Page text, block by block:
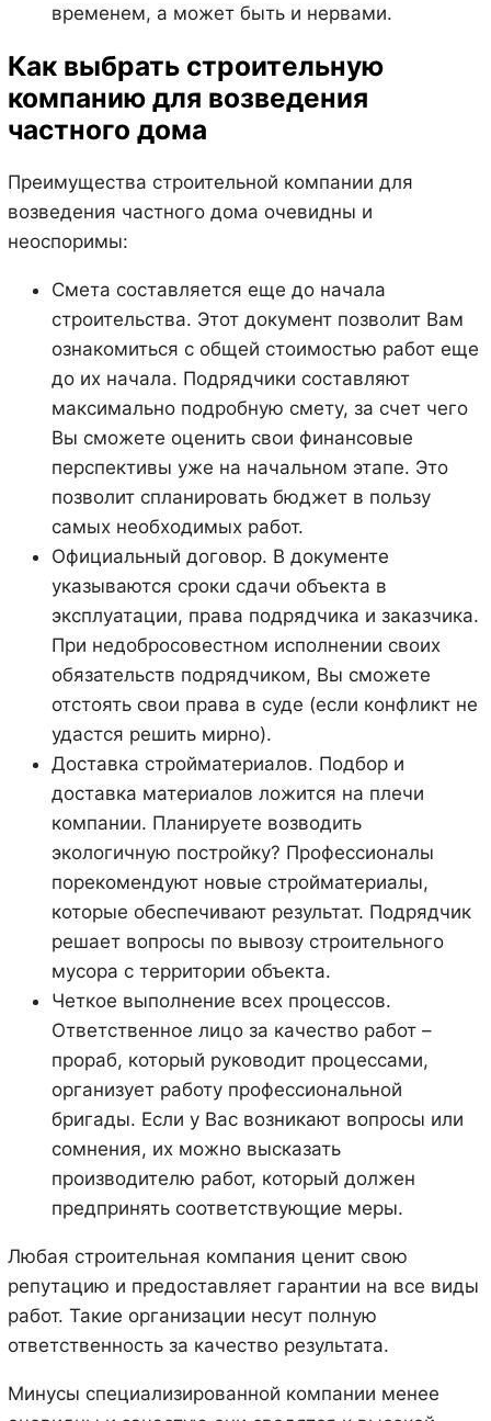
временем, а может быть и нервами.
Как выбрать строительную
компанию для возведения
частного дома
Преимущества строительной компании для
возведения частного дома очевидны и
неоспоримы:
Смета составляется еще до начала
строительства. Этот документ позволит Вам
ознакомиться с общей стоимостью работ еще
до их начала. Подрядчики составляют
максимально подробную смету, за счет чего
Вы сможете оценить свои финансовые
перспективы уже на начальном этапе. Это
позволит спланировать бюджет в пользу
самых необходимых работ.
Официальный договор. В документе
указываются сроки сдачи объекта в
эксплуатации, права подрядчика и заказчика.
При недобросовестном исполнении своих
обязательств подрядчиком, Вы сможете
отстоять свои права в суде (если конфликт не
удастся решить мирно).
Доставка стройматериалов. Подбор и
доставка материалов ложится на плечи
компании. Планируете возводить
экологичную постройку? Профессионалы
порекомендуют новые стройматериалы,
которые обеспечивают результат. Подрядчик
решает вопросы по вывозу строительного
мусора с территории объекта.
Четкое выполнение всех процессов.
Ответственное лицо за качество работ –
прораб, который руководит процессами,
организует работу профессиональной
бригады. Если у Вас возникают вопросы или
сомнения, их можно высказать
производителю работ, который должен
предпринять соответствующие меры.
Любая строительная компания ценит свою
репутацию и предоставляет гарантии на все виды
работ. Такие организации несут полную
ответственность за качество результата.
Минусы специализированной компании менее